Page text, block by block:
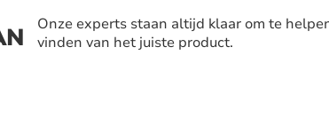
Onze experts staan altijd klaar om te
vinden van het juiste product.